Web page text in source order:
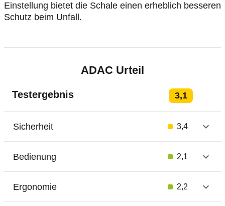
Einstellung bietet die Schale einen erheblich besseren
Schutz beim Unfall.
ADAC Urteil
Testergebnis 3,1
Sicherheit 3,4
Bedienung 2,1
Ergonomie 2,2